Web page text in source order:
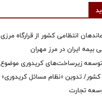
انتظامی کشور از قرارگاه مرزی
ایران در مرز مهران
زیرساخت‌های کریدوری موضوع
تدوین «نظام مسائل کریدوری»
تجارت